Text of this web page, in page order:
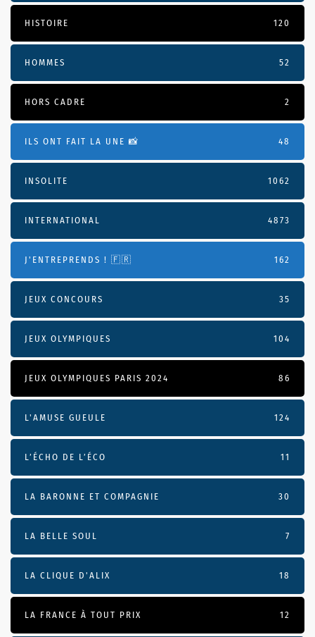
HISTOIRE 120
HOMMES 52
HORS CADRE 2
ILS ONT FAIT LA UNE 📸 48
INSOLITE 1062
INTERNATIONAL 4873
J'ENTREPRENDS ! 🇫🇷 162
JEUX CONCOURS 35
JEUX OLYMPIQUES 104
JEUX OLYMPIQUES PARIS 2024 86
L'AMUSE GUEULE 124
L’ÉCHO DE L’ÉCO 11
LA BARONNE ET COMPAGNIE 30
LA BELLE SOUL 7
LA CLIQUE D'ALIX 18
LA FRANCE À TOUT PRIX 12